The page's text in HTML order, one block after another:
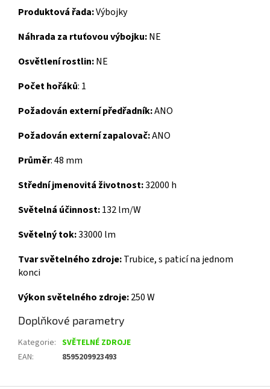
Produktová řada:Výbojky
Náhrada za rtuťovou výbojku:NE
Osvětlení rostlin:NE
Počet hořáků: 1
Požadován externí předřadník:ANO
Požadován externí zapalovač:ANO
Průměr:48 mm
Střední jmenovitá životnost:32000 h
Světelná účinnost:132 lm/W
Světelný tok:33000 lm
Tvar světelného zdroje:Trubice, s paticí na jednom
konci
Výkon světelného zdroje:250 W
Doplňkové parametry
Kategorie: SVĚTELNÉ ZDROJE
EAN: 8595209923493